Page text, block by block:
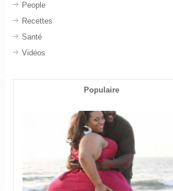
People
Recettes
Santé
Vidéos
Populaire